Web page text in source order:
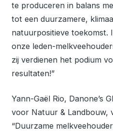
te produceren in balans
tot een duurzamere,
natuurpositieve toekomst.
onze leden-
zij verdienen het podium
resultaten!”
Yann-Gaël Rio, Danone’s
voor Natuur & Landbouw,
“Duurzame